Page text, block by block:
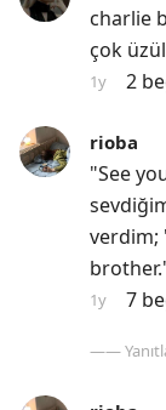
charlie
çok
1y 2
rioba
"See
verdim;
1y 7
——